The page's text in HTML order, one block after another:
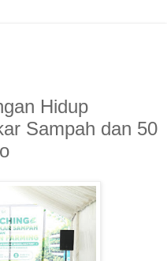
Hidup
Sampah dan 50